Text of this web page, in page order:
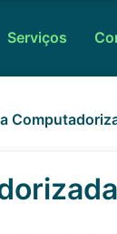
Serviços